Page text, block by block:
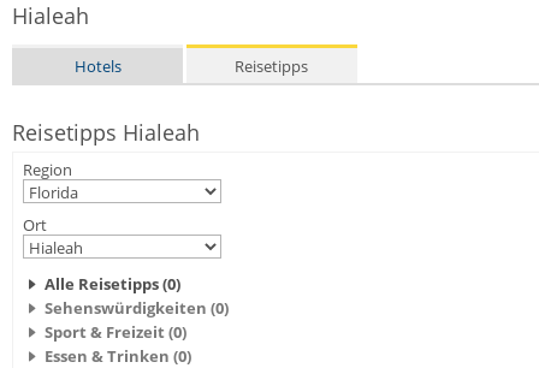
Hialeah
Hotels Reisetipps
Reisetipps Hialeah
Region
Ort
Alle Reisetipps (0)
Sehenswürdigkeiten (0)
Sport & Freizeit (0)
Essen & Trinken (0)